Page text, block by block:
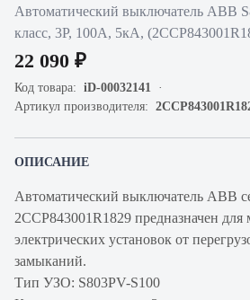
Автоматический выключатель ABB
класс, 3P, 100А, 5кА,
22 090 ₽
Код товара: iD-00032141
Артикул производителя:
ОПИСАНИЕ
Автоматический выключатель ABB
2CCP843001R1829 предназначен
электрических установок от
замыканий.
Тип УЗО: S803PV-S100